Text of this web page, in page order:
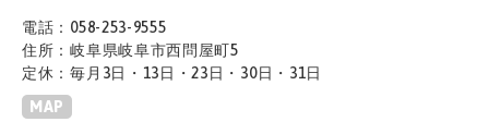
電話：058-253-9555
住所：岐阜県岐阜市西問屋町5
定休：毎月3日・13日・23日・30日・31日
MAP